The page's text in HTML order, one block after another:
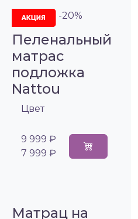
-20%
Пеленальный
матрас
подложка
Nattou
Цвет
9 999 ₽
7 999 ₽
Матрац на